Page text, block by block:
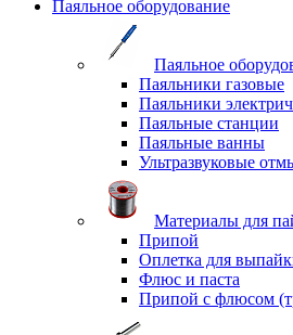
Паяльное оборудование
Паяльное
Паяльники газовые
Паяльники
Паяльные станции
Паяльные ванны
Ультразвуковые
Материалы для
Припой
Оплетка для
Флюс и паста
Припой с флюсом